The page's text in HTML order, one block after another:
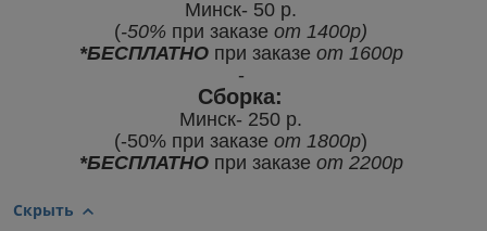
Минск- 50 р.
(-50% при заказе от 1400р)
*БЕСПЛАТНОпри заказе от 1600р
-
Сборка:
Минск- 250 р.
(-50% при заказе от 1800р)
*БЕСПЛАТНОпри заказе от 2200р
Скрыть